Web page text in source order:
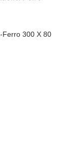
Ferro 300 X 80